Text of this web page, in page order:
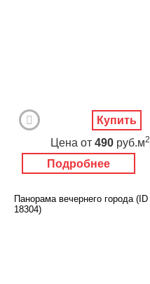
Подробнее
Цена от 490 руб.м2
Купить
Панорама вечернего города (ID
18304)